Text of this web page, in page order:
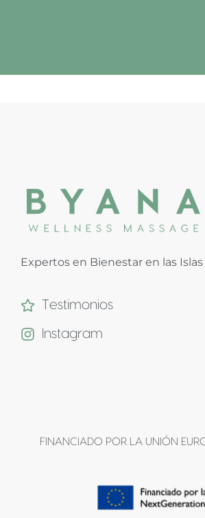
Expertos en Bienestar en las
Testimonios
Instagram
FINANCIADO POR LA UNIÓN